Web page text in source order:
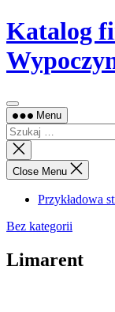
Skip
to
content
Katalog
Menu
Szukaj:
Close
search
Close Menu
Przykładowa
Bez kategorii
Limarent